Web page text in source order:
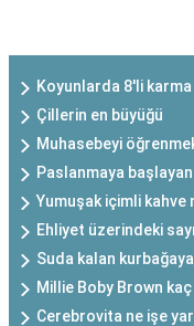
Koyunlarda 8'li karma
Çillerin en büyüğü
Muhasebeyi
Paslanmaya
Yumuşak içimli kahve
Ehliyet üzerindeki
Suda kalan
Millie Boby Brown
Cerebrovita ne işe